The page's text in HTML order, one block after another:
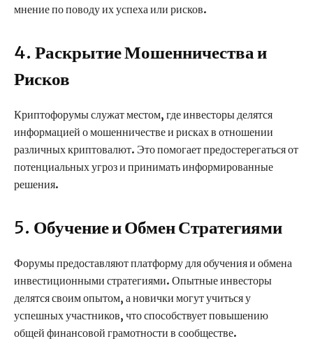
мнение по поводу их успеха или рисков.
4. Раскрытие Мошенничества и
Рисков
Криптофорумы служат местом, где инвесторы делятся
информацией о мошенничестве и рисках в отношении
различных криптовалют. Это помогает предостерегаться от
потенциальных угроз и принимать информированные
решения.
5. Обучение и Обмен Стратегиями
Форумы предоставляют платформу для обучения и обмена
инвестиционными стратегиями. Опытные инвесторы
делятся своим опытом, а новички могут учиться у
успешных участников, что способствует повышению
общей финансовой грамотности в сообществе.